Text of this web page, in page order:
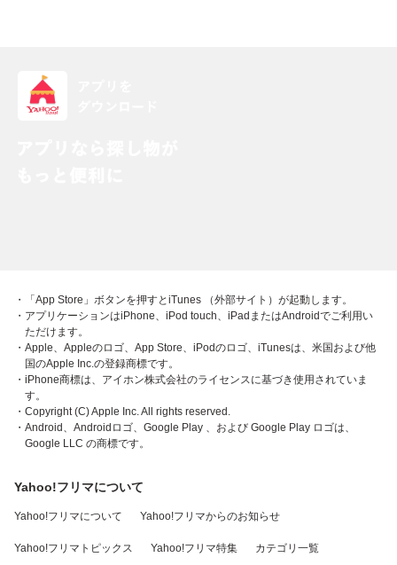
・「App Store」ボタンを押すとiTunes （外部サイト）が起動します。
・アプリケーションはiPhone、iPod touch、iPadまたはAndroidでご利用い
ただけます。
・Apple、Appleのロゴ、App Store、iPodのロゴ、iTunesは、米国および他
国のApple Inc.の登録商標です。
・iPhone商標は、アイホン株式会社のライセンスに基づき使用されていま
す。
・Copyright (C) Apple Inc. All rights reserved.
・Android、Androidロゴ、Google Play 、および Google Play ロゴは、
Google LLC の商標です。
Yahoo!フリマについて
Yahoo!フリマについて Yahoo!フリマからのお知らせ
Yahoo!フリマトピックス Yahoo!フリマ特集 カテゴリ一覧